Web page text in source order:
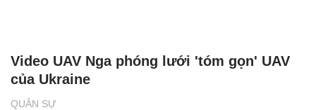
QUÂN SỰ
Video UAV Nga phóng lưới 'tóm gọn' UAV
của Ukraine